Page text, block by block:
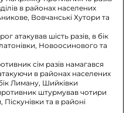
в районах населених
Вовчанські Хутори та
атакував шість разів, в бік
Новоосинового та
сім разів намагався
в районах населених
Лиману, Шийківки
штурмував чотири
та в районі